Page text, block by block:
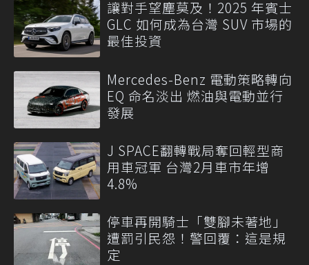
讓對手望塵莫及！2025 年賓士
GLC 如何成為台灣 SUV 市場的
最佳投資
Mercedes-Benz 電動策略轉向
EQ 命名淡出 燃油與電動並行
發展
J SPACE翻轉戰局奪回輕型商
用車冠軍 台灣2月車市年增
4.8%
停車再開騎士「雙腳未著地」
遭罰引民怨！警回覆：這是規
定